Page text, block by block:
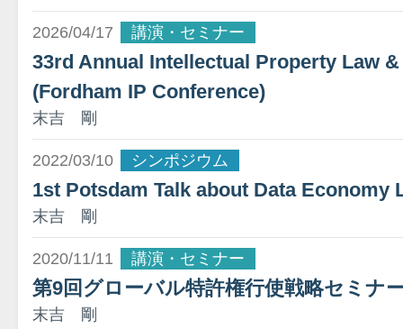
2026/04/17 講演・セミナー
33rd Annual Intellectual Property Law
(Fordham IP Conference)
末吉 剛
2022/03/10 シンポジウム
1st Potsdam Talk about Data Economy
末吉 剛
2020/11/11 講演・セミナー
第9回グローバル特許権行使戦略セミナ
末吉 剛